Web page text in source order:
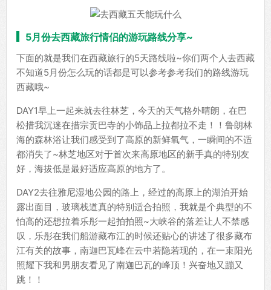
5月份去西藏旅行情侣的游玩路线分享~
下面的就是我们在西藏旅行的5天路线啦~你们两个人去西藏
不知道5月份怎么玩的话都是可以参考参考我们的路线游玩
西藏哦~
DAY1早上一起来就去往林芝，今天的天气格外晴朗，在巴
松措我沉迷在措宗贡巴寺的小饰品上拉都拉不走！！鲁朗林
海的森林浴让我们感受到了高原的新鲜氧气，一瞬间的不适
都消失了~林芝地区对于首次来高原地区的新手真的特别友
好，海拔低是最好适应高原的地方了。
DAY2去往雅尼湿地公园的路上，经过的高原上的湖泊开始
露出面目，玻璃栈道真的特别适合拍照，我就是个典型的不
怕高的还想拉着乐彤一起拍拍照~大峡谷的落差让人不禁感
叹，乐彤在我们船游藏布江的时候还贴心的讲述了很多藏布
江有关的故事，南迦巴瓦峰在云中若隐若现的，在一束阳光
照耀下我和男朋友看见了南迦巴瓦的峰顶！兴奋地又蹦又
跳！！